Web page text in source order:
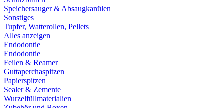
Speichersauger & Absaugkanülen
Sonstiges
Tupfer, Watterollen, Pellets
Alles anzeigen
Endodontie
Endodontie
Feilen & Reamer
Guttaperchaspitzen
Papierspitzen
Sealer & Zemente
Wurzelfüllmaterialien